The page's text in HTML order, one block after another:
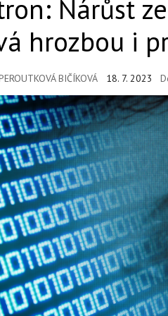
Nárůst
hrozbou i
BIČÍKOVÁ 18. 7. 2023